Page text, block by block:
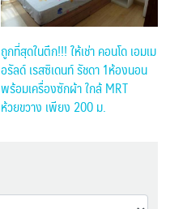
ถูกที่สุดในตึก!!! ให้เช่า คอนโด เอมเม
อรัลด์ เรสซิเดนท์ รัชดา 1ห้องนอน
พร้อมเครื่องซักผ้า ใกล้ MRT
ห้วยขวาง เพียง 200 ม.